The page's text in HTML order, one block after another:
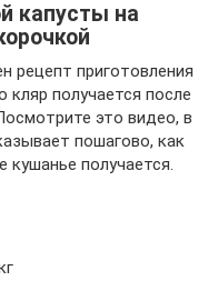
капусты на
рецепт приготовления
получается после
это видео, в
пошагово, как
кушанье получается.